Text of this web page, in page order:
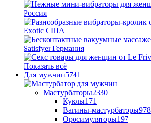
Показать всё
Для мужчин5741
Мастурбаторы2330
Куклы171
Вагины-мастурбаторы978
Оросимуляторы197